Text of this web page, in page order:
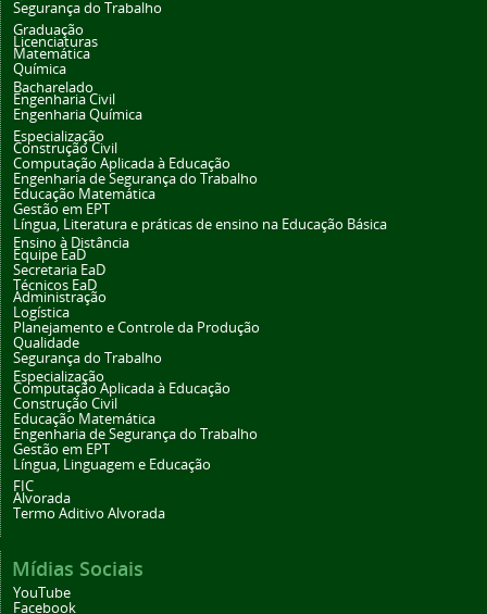
Segurança do Trabalho
Graduação
Licenciaturas
Matemática
Química
Bacharelado
Engenharia Civil
Engenharia Química
Especialização
Construção Civil
Computação Aplicada à Educação
Engenharia de Segurança do Trabalho
Educação Matemática
Gestão em EPT
Língua, Literatura e práticas de ensino na Educação Básica
Ensino à Distância
Equipe EaD
Secretaria EaD
Técnicos EaD
Administração
Logística
Planejamento e Controle da Produção
Qualidade
Segurança do Trabalho
Especialização
Computação Aplicada à Educação
Construção Civil
Educação Matemática
Engenharia de Segurança do Trabalho
Gestão em EPT
Língua, Linguagem e Educação
FIC
Alvorada
Termo Aditivo Alvorada
Mídias Sociais
YouTube
Facebook